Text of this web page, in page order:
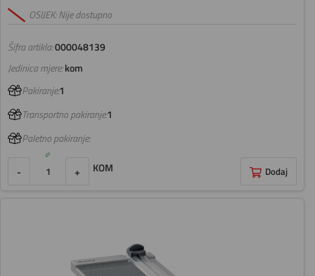
Šifra artikla:000048139
OSIJEK: Nije dostupno
Jedinica mjere:kom
Pakiranje:1
Transportno pakiranje:1
Paletno pakiranje:
- + KOM Dodaj